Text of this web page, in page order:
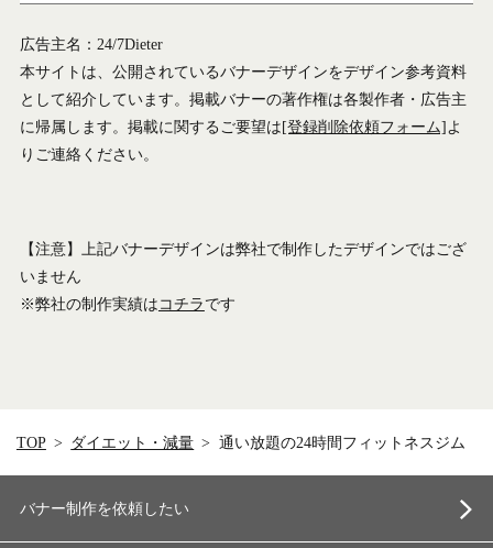
広告主名：24/7Dieter
本サイトは、公開されているバナーデザインをデザイン参考資料
として紹介しています。掲載バナーの著作権は各製作者・広告主
に帰属します。掲載に関するご要望は[登録削除依頼フォーム]よ
りご連絡ください。
【注意】上記バナーデザインは弊社で制作したデザインではござ
いません
※弊社の制作実績はコチラです
TOP ダイエット・減量 通い放題の24時間フィットネスジム
バナー制作を依頼したい